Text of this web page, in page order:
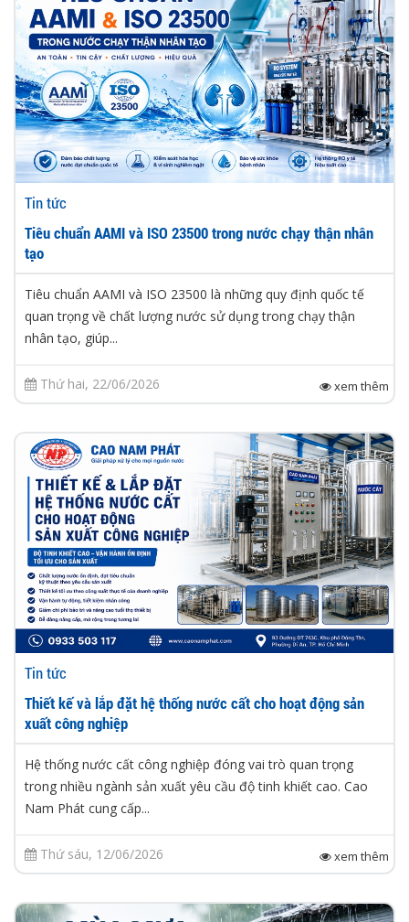
Tin tức
Tiêu chuẩn AAMI và ISO 23500 trong nước chạy thận nhân
tạo
Tiêu chuẩn AAMI và ISO 23500 là những quy định quốc tế
quan trọng về chất lượng nước sử dụng trong chạy thận
nhân tạo, giúp...
Thứ hai, 22/06/2026 xem thêm
Tin tức
Thiết kế và lắp đặt hệ thống nước cất cho hoạt động sản
xuất công nghiệp
Hệ thống nước cất công nghiệp đóng vai trò quan trọng
trong nhiều ngành sản xuất yêu cầu độ tinh khiết cao. Cao
Nam Phát cung cấp...
Thứ sáu, 12/06/2026 xem thêm